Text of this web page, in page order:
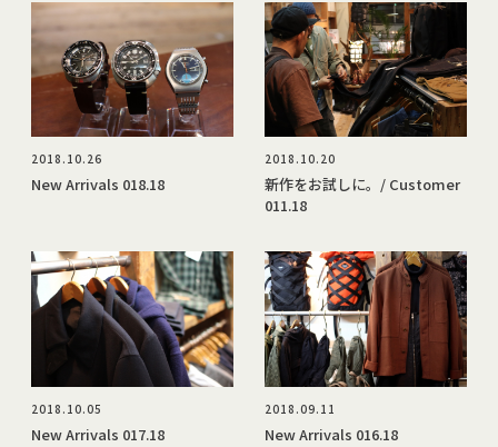
2018.10.26
New Arrivals 018.18
2018.10.20
新作をお試しに。/ Customer
011.18
2018.10.05
New Arrivals 017.18
2018.09.11
New Arrivals 016.18